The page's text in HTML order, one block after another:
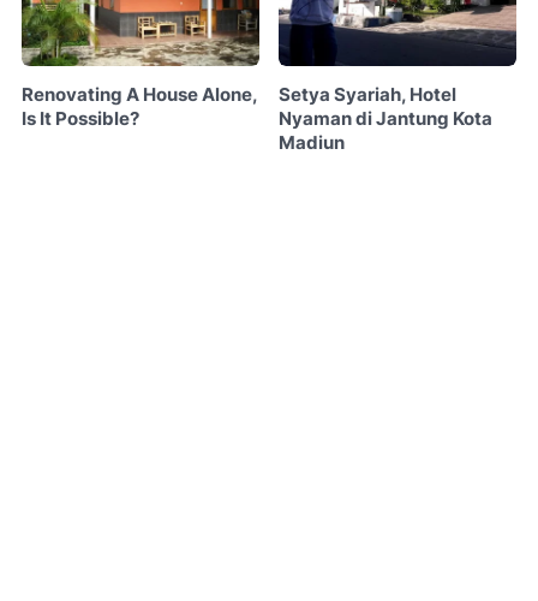
Renovating A House Alone,
Is It Possible?
Setya Syariah, Hotel
Nyaman di Jantung Kota
Madiun